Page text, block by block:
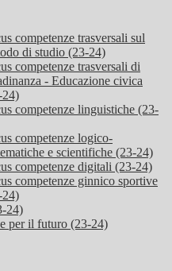
competenze trasversali sul
di studio (23-24)
competenze trasversali di
- Educazione civica
24)
competenze linguistiche (23-
competenze logico-
e scientifiche (23-24)
competenze digitali (23-24)
competenze ginnico sportive
24)
24)
per il futuro (23-24)